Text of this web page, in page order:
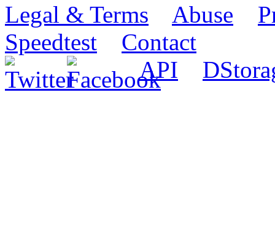
Legal & Terms Abuse
Speedtest
Contact
API